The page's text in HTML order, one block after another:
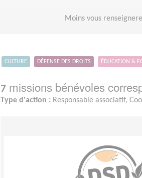
Moins vous
CULTURE DÉFENSE DES DROITS ÉDUCATION &
7 missions bénévoles
Type d'action : Responsable associatif,